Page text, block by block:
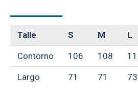
Talle S M L
Contorno 106 108
Largo 71 71 73